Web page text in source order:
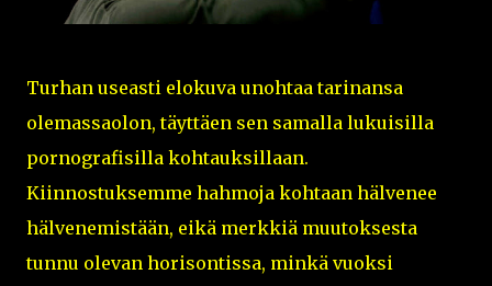
Turhan useasti elokuva unohtaa tarinansa
olemassaolon, täyttäen sen samalla lukuisilla
pornografisilla kohtauksillaan.
Kiinnostuksemme hahmoja kohtaan hälvenee
hälvenemistään, eikä merkkiä muutoksesta
tunnu olevan horisontissa, minkä vuoksi